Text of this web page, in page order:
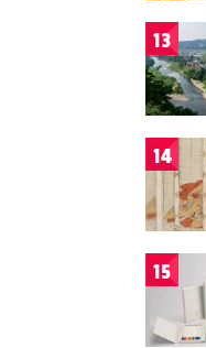
13
14
15